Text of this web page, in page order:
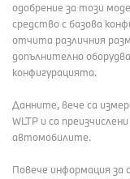
одобрение за този
средство с базова
отчита различния
допълнително
конфигурацията.
Данните, вече са
WLTP и са
автомобилите.
Повече информация за